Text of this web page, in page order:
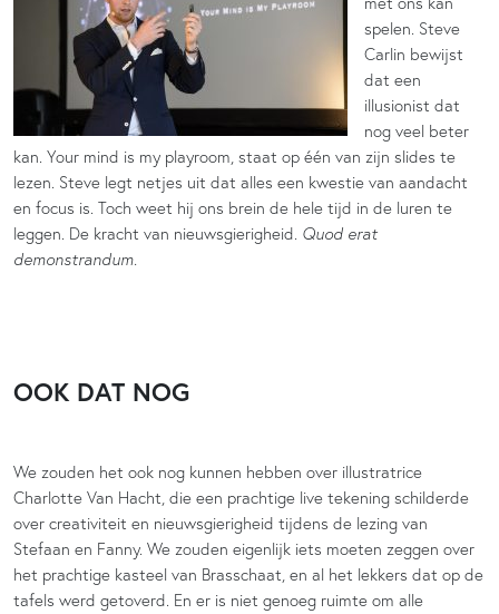
spelen. Steve
Carlin bewijst
dat een
illusionist dat
nog veel beter
kan. Your mind is my playroom, staat op één van zijn slides te
lezen. Steve legt netjes uit dat alles een kwestie van aandacht
en focus is. Toch weet hij ons brein de hele tijd in de luren te
leggen. De kracht van nieuwsgierigheid. Quod erat
demonstrandum.
OOK DAT NOG
We zouden het ook nog kunnen hebben over illustratrice
Charlotte Van Hacht, die een prachtige live tekening schilderde
over creativiteit en nieuwsgierigheid tijdens de lezing van
Stefaan en Fanny. We zouden eigenlijk iets moeten zeggen over
het prachtige kasteel van Brasschaat, en al het lekkers dat op de
tafels werd getoverd. En er is niet genoeg ruimte om alle